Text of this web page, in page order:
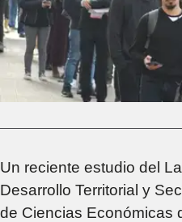
Un reciente estudio del
Desarrollo Territorial y
de Ciencias Económicas